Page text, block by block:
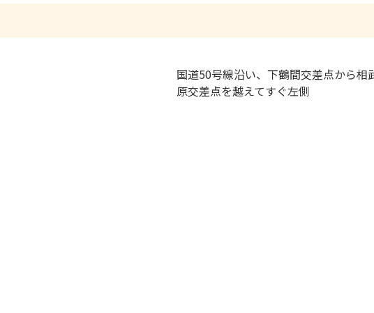
国道50号線沿い、下鶴間交差点から相
原交差点を越えてすぐ左側